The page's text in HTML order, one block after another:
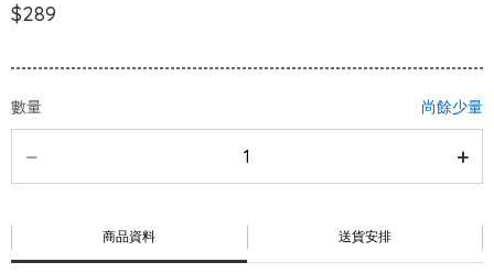
$289
數量 尚餘少量
商品資料 送貨安排